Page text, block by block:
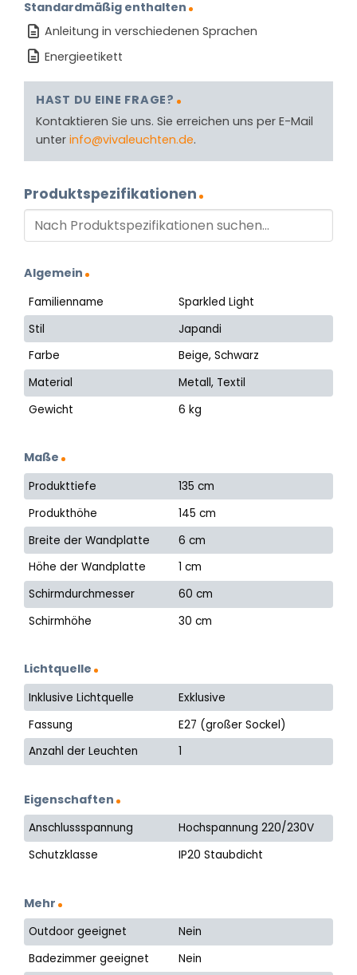
Standardmäßig enthalten
Anleitung in verschiedenen Sprachen
Energieetikett
HAST DU EINE FRAGE?
Kontaktieren Sie uns. Sie erreichen uns per E-Mail
unter info@vivaleuchten.de.
Produktspezifikationen
Algemein
Familienname
Sparkled Light
Stil
Japandi
Farbe
Beige, Schwarz
Material
Metall, Textil
Gewicht
6 kg
Maße
Produkttiefe
135 cm
Produkthöhe
145 cm
Breite der Wandplatte
6 cm
Höhe der Wandplatte
1 cm
Schirmdurchmesser
60 cm
Schirmhöhe
30 cm
Lichtquelle
Inklusive Lichtquelle
Exklusive
Fassung
E27 (großer Sockel)
Anzahl der Leuchten
1
Eigenschaften
Anschlussspannung
Hochspannung 220/230V
Schutzklasse
IP20 Staubdicht
Mehr
Outdoor geeignet
Nein
Badezimmer geeignet
Nein